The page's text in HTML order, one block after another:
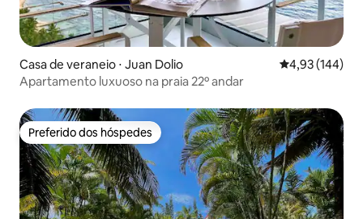
Casa de veraneio ⋅ Juan Dolio 4,93 de uma
4,93 (144)
Apartamento luxuoso na praia 22º andar
Preferido dos hóspedes
Preferido dos hóspedes